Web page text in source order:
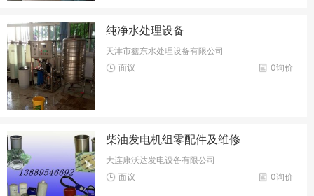
纯净水处理设备
天津市鑫东水处理设备有限公司
0询价
面议
柴油发电机组零配件及维修
大连康沃达发电设备有限公司
0询价
面议